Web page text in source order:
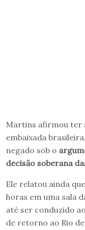
Martins afirmou ter
embaixada
negado sob o
decisão soberana
Ele relatou ainda
horas em uma sala
até ser conduzido
de retorno ao Rio